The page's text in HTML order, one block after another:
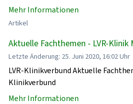
Mehr Informationen
Artikel
Aktuelle Fachthemen - LVR-Klinik
Letzte Änderung: 25. Juni 2020, 16:02 Uhr
LVR-Klinikverbund Aktuelle
Klinikverbund
Mehr Informationen